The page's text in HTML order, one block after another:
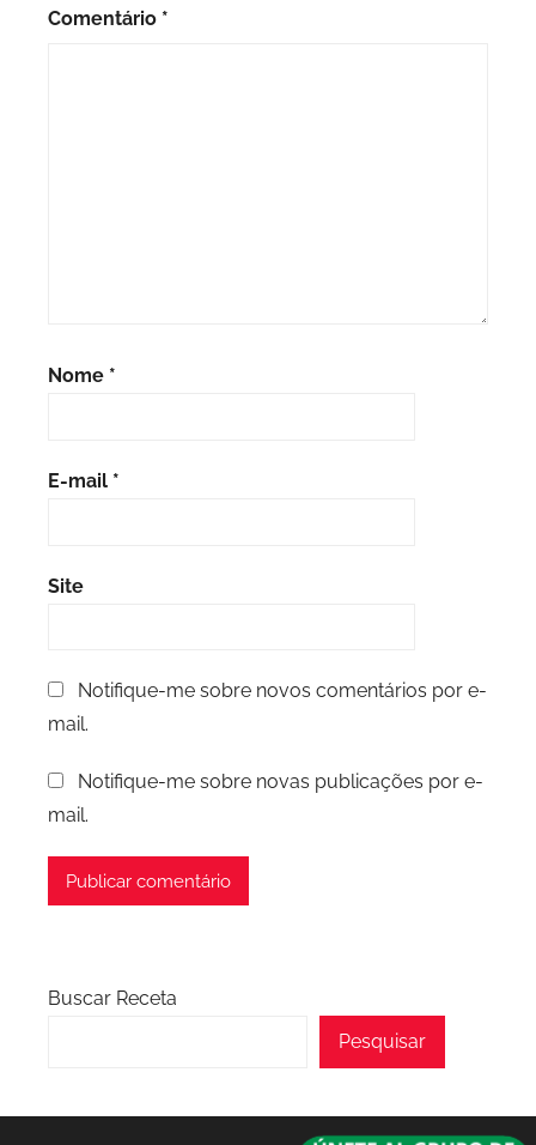
Comentário *
Nome *
E-mail *
Site
Notifique-me sobre novos comentários por e-
mail.
Notifique-me sobre novas publicações por e-
mail.
Buscar Receta
Pesquisar